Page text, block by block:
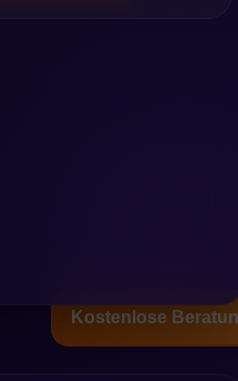
Kostenlose
zuvor